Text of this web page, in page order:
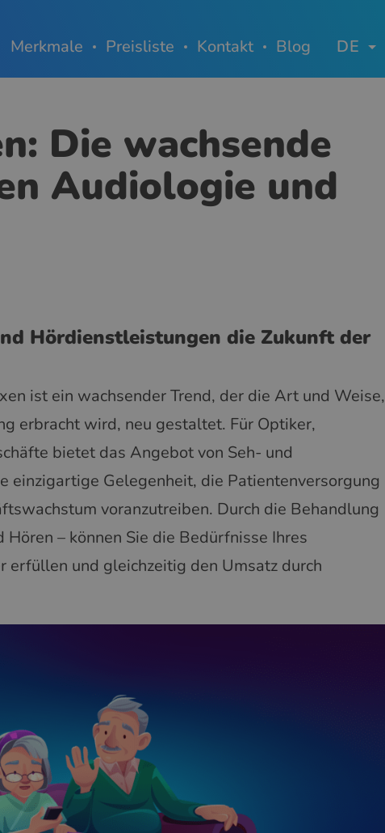
Merkmale Preisliste Kontakt Blog DE
Die wachsende
Audiologie und
Hördienstleistungen die Zukunft der
ist ein wachsender Trend, der die Art und Weise,
erbracht wird, neu gestaltet. Für Optiker,
bietet das Angebot von Seh- und
einzigartige Gelegenheit, die Patientenversorgung
voranzutreiben. Durch die Behandlung
– können Sie die Bedürfnisse Ihres
erfüllen und gleichzeitig den Umsatz durch